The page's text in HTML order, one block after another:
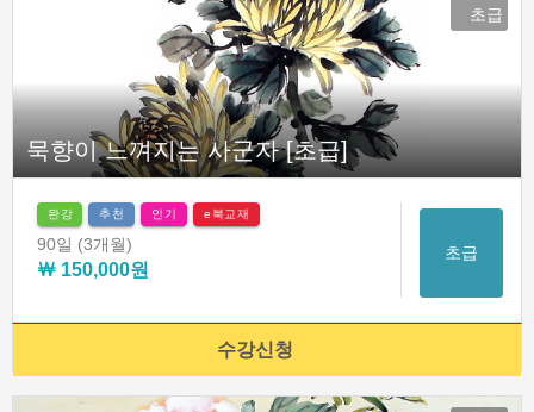
초급
묵향이 느껴지는 사군자 [초급]
완강 추천 인기 e북교재
90일 (3개월)
￦ 150,000원
초급
수강신청